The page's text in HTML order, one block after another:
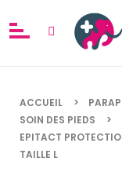
ACCUEIL
SOIN DES PIEDS
EPITACT
TAILLE L